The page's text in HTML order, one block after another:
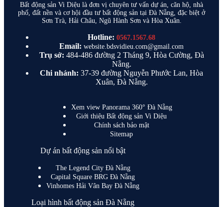
Bất động sản Vi Diệu là đơn vị chuyên tư vấn dự án, căn hộ, nhà
phố, đất nền và cơ hội đầu tư bất động sản tại Đà Nẵng, đặc biệt ở
Sơn Trà, Hải Châu, Ngũ Hành Sơn và Hòa Xuân.
Hotline: 0567.1567.68
Email: website.bdsvidieu.com@gmail.com
Trụ sở: 484-486 đường 2 Tháng 9, Hòa Cường, Đà
Nẵng.
Chi nhánh: 37-39 đường Nguyễn Phước Lan, Hòa
Xuân, Đà Nẵng.
Xem view Panorama 360° Đà Nẵng
Giới thiệu Bất động sản Vi Diệu
Chính sách bảo mật
Sitemap
Dự án bất động sản nổi bật
The Legend City Đà Nẵng
Capital Square BRG Đà Nẵng
Vinhomes Hải Vân Bay Đà Nẵng
Loại hình bất động sản Đà Nẵng